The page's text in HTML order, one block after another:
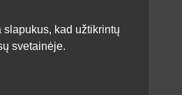
kad užtikrintų
svetainėje.